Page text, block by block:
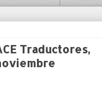
Traductores,